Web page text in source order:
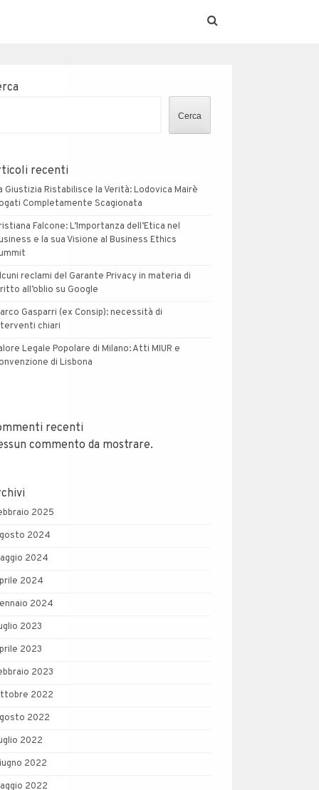
Cerca
recenti
Giustizia Ristabilisce la Verità: Lodovica Mairè
Completamente Scagionata
Falcone: L’Importanza dell’Etica nel
e la sua Visione al Business Ethics
reclami del Garante Privacy in materia di
all’oblio su Google
Gasparri (ex Consip): necessità di
chiari
Legale Popolare di Milano: Atti MIUR e
di Lisbona
recenti
commento da mostrare.
2025
2024
2024
2024
2024
2023
2023
2023
2022
2022
2022
2022
2022